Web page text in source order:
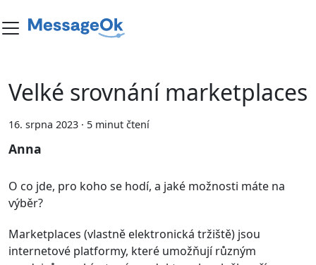
Velké srovnání marketplaces
16. srpna 2023 · 5 minut čtení
Anna
O co jde, pro koho se hodí, a jaké možnosti máte na
výběr?
Marketplaces (vlastně elektronická tržiště) jsou
internetové platformy, které umožňují různým